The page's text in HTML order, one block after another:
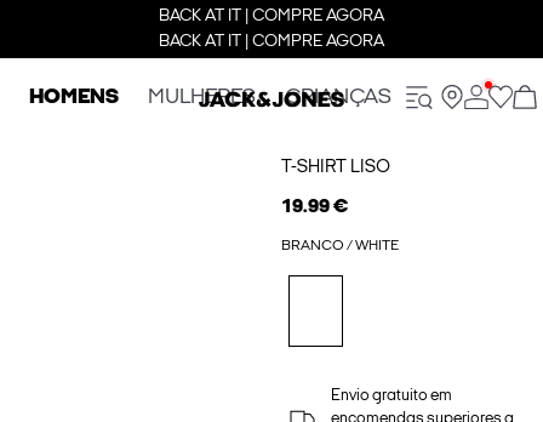
BACK AT IT | COMPRE AGORA
BACK AT IT | COMPRE AGORA
HOMENS MULHERES CRIANÇAS
T-SHIRT LISO
19.99 €
BRANCO / WHITE
Envio gratuito em